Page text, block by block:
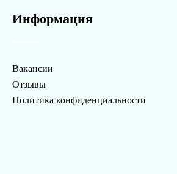
Информация
Вакансии
Отзывы
Политика конфиденциальности